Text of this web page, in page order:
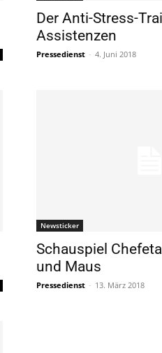
Der Anti-Stress-
Assistenzen
Pressedienst - 4. Juni 2018
Newsticker
Schauspiel
und Maus
Pressedienst - 13. März 2018